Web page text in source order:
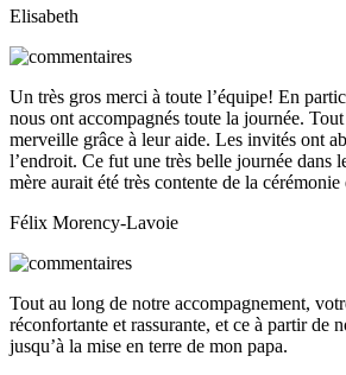
Elisabeth
Un très gros merci à toute l’équipe! En
nous ont accompagnés toute la journée. Tout
merveille grâce à leur aide. Les invités ont
l’endroit. Ce fut une très belle journée dans
mère aurait été très contente de la cérémonie
Félix Morency-Lavoie
Tout au long de notre accompagnement,
réconfortante et rassurante, et ce à partir de
jusqu’à la mise en terre de mon papa.